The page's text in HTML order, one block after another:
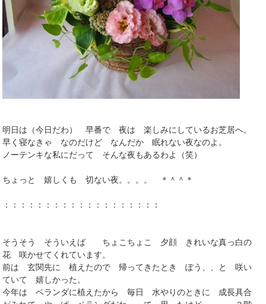
明日は（今日だわ） 早番で 夜は 楽しみにしているお芝居へ。
早く寝なきゃ なのだけど なんだか 眠れない夜なのよ。
ノーテンキな私にだって そんな夜もあるわよ（笑）
ちょっと 嬉しくも 切ない夜。。。。 ＊＾＾＊
：：：：：：：：：：：：：：：：：：：
そうそう そういえば ちょこちょこ 夕顔 きれいな真っ白の
花 咲かせてくれています。
前は 玄関先に 植えたので 帰ってきたとき ぽう、、と 咲い
ていて 嬉しかった。
今年は ベランダに植えたから 毎日 水やりのときに 成長具合